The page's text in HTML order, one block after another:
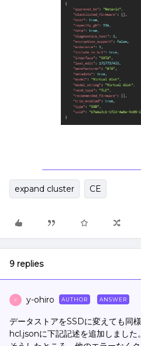
expand cluster CE
9 replies
Y y-ohiro AUTHOR ANSWER
データストアをSSDに変えても同
hcl.jsonに下記記述を追加しました。